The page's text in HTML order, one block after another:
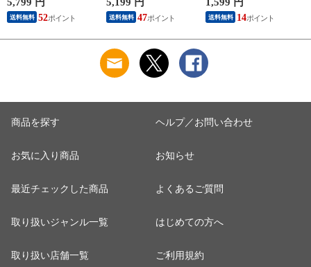
ル×12(48ロール) 3倍
ロール 3倍巻 トイレ
送料無料 52
とめ買い ケース販売
ボックスティッシュ
シア 【送料無料】
送料無料 47
瀬 国産 箱 ケース ま
とめ買い ニチネン
送料無料 14
商品を探す
お気に入り商品
最近チェックした商品
取り扱いジャンル一覧
取り扱い店舗一覧
ヘルプ／お問い合わせ
お知らせ
よくあるご質問
はじめての方へ
ご利用規約